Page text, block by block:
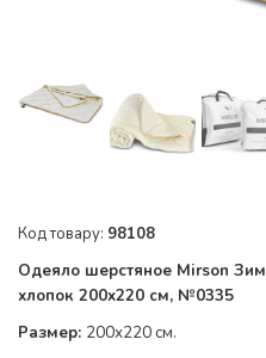
Код товару: 98108
Одеяло шерстяное Mirson Зим
хлопок 200x220 см, №0335
Размер: 200х220 см.